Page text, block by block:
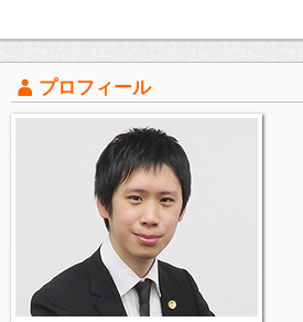
プロフィール